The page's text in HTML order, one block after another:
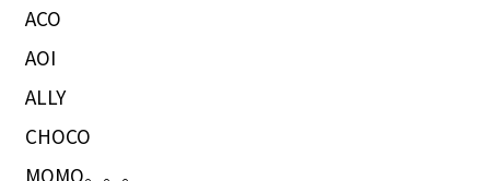
ACO
AOI
ALLY
CHOCO
MOMO。。。